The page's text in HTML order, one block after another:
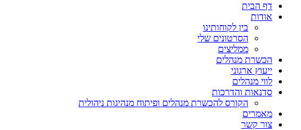
דף הבית
אודות
בין לקוחותינו
הסרטונים שלי
ממליצים
הכשרת מנהלים
ייעוץ ארגוני
לווי מנהלים
סדנאות והדרכות
הקורס להכשרת מנהלים ופיתוח מנהיגות ניהולית
מאמרים
צור קשר